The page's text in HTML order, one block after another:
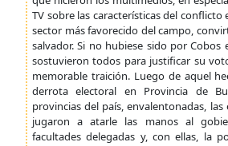
TV sobre las características del
sector más favorecido del campo,
salvador. Si no hubiese sido por Cobos
sostuvieron todos para justificar su
memorable traición. Luego de aquel
derrota electoral en Provincia de
provincias del país, envalentonadas,
jugaron a atarle las manos al
facultades delegadas y, con ellas, la